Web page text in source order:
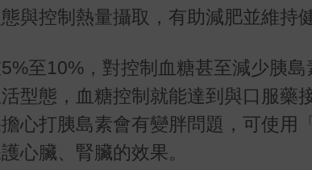
與控制熱量攝取，有助減肥並維持健
至10%，對控制血糖甚至減少胰島
型態，血糖控制就能達到與口服藥
心打胰島素會有變胖問題，可使用
心臟、腎臟的效果。